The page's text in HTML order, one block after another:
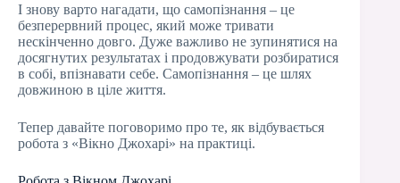
І знову варто нагадати, що самопізнання – це
безперервний процес, який може тривати
нескінченно довго. Дуже важливо не зупинятися на
досягнутих результатах і продовжувати розбиратися
в собі, впізнавати себе. Самопізнання – це шлях
довжиною в ціле життя.
Тепер давайте поговоримо про те, як відбувається
робота з «Вікно Джохарі» на практиці.